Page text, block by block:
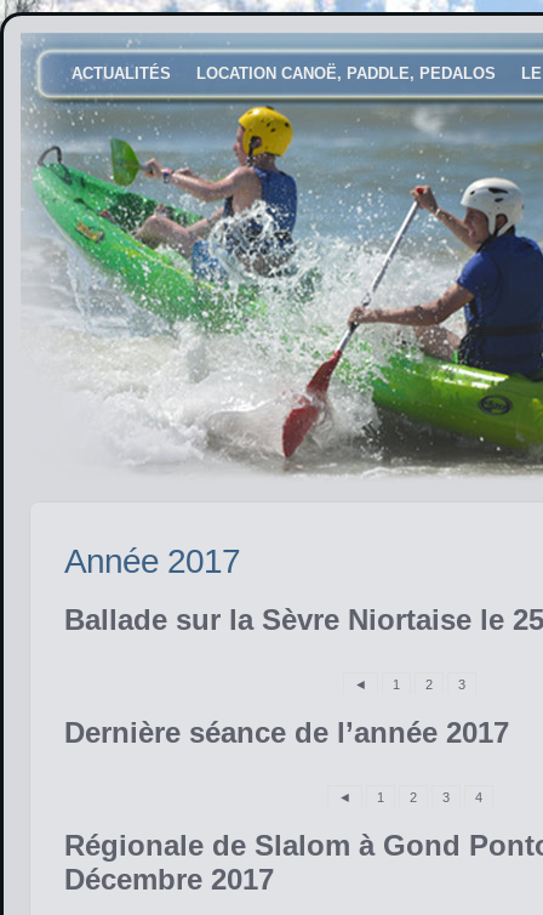
ACTUALITÉS LOCATION CANOË, PADDLE, PEDALOS
Année 2017
Ballade sur la Sèvre Niortaise le
◄ 1 2 3
Dernière séance de l’année 2017
◄ 1 2 3 4
Régionale de Slalom à Gond
Décembre 2017